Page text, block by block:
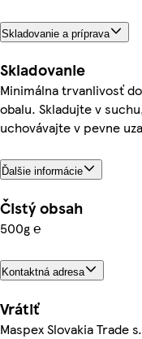
Skladovanie a príprava
Skladovanie
Minimálna trvanlivosť
obalu. Skladujte v
uchovávajte v pevne
Ďalšie informácie
Čistý obsah
500g ℮
Kontaktná adresa
Vrátiť
Maspex Slovakia Trade